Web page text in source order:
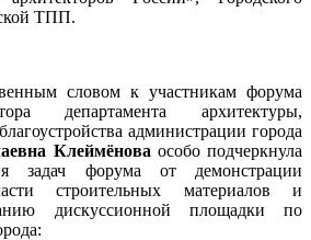
ТПП.
словом к участникам форума
департамента архитектуры,
администрации города
Клеймёнова особо подчеркнула
задач форума от демонстрации
строительных материалов и
дискуссионной площадки по